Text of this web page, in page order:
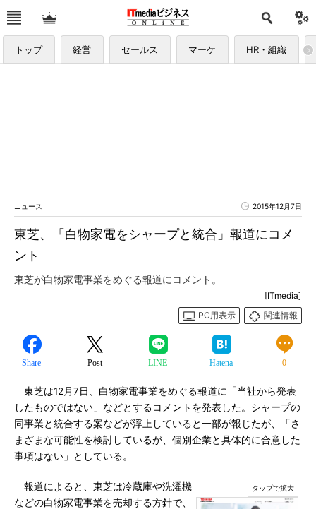
トップ 経営 セールス マーケ HR・組織
ニュース 2015年12月7日
東芝、「白物家電をシャープと統合」報道にコメ
ント
東芝が白物家電事業をめぐる報道にコメント。
[ITmedia]
PC用表示
関連情報
Share Post LINE Hatena 0
東芝は12月7日、白物家電事業をめぐる報道に「当社から発表
したものではない」などとするコメントを発表した。シャープの
同事業と統合する案などが浮上していると一部が報じたが、「さ
まざまな可能性を検討しているが、個別企業と具体的に合意した
事項はない」としている。
報道によると、東芝は冷蔵庫や洗濯機
などの白物家電事業を売却する方針で、